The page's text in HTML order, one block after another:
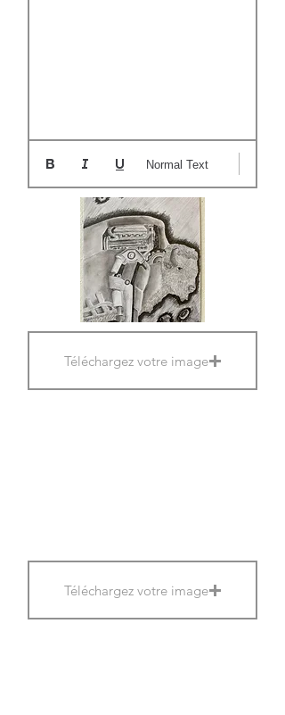
Normal Text
Téléchargez votre image
Téléchargez votre image